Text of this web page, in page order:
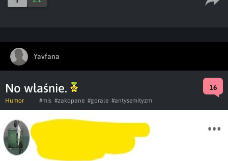
Yavfana
No właśnie. 16
Humor #mis #zakopane #gorale #antysemityzm